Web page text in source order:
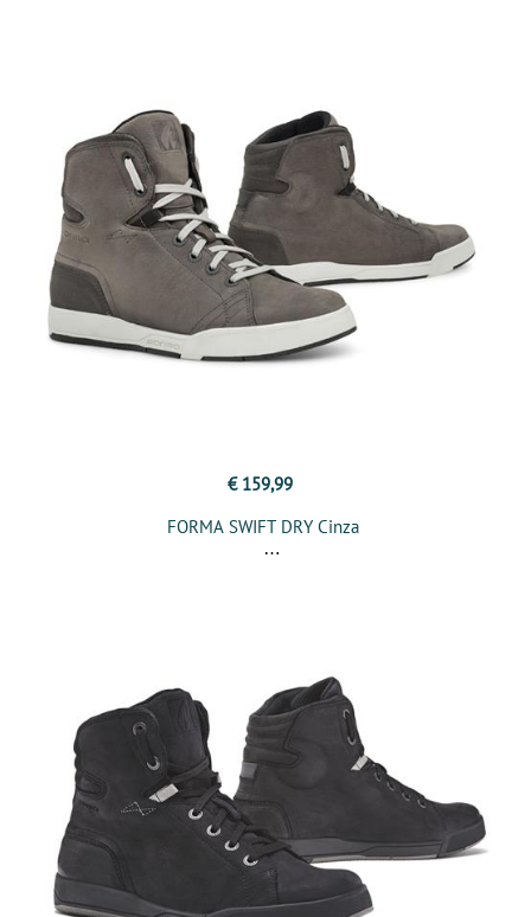
€ 159,99
FORMA SWIFT DRY Cinza